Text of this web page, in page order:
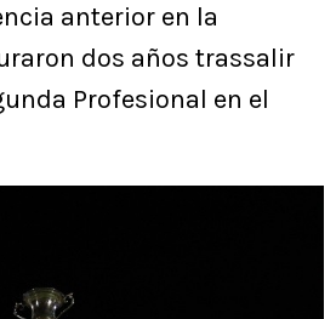
anterior en la
dos años trassalir
Profesional en el